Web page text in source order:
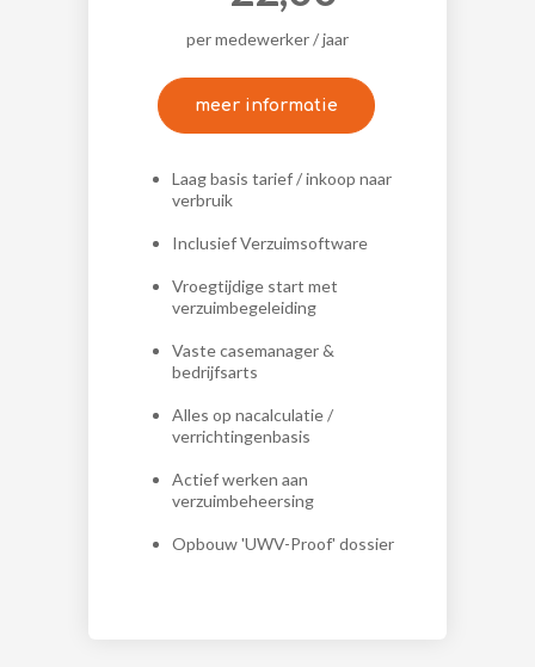
per medewerker / jaar
meer informatie
Laag basis tarief / inkoop naar
verbruik
Inclusief Verzuimsoftware
Vroegtijdige start met
verzuimbegeleiding
Vaste casemanager &
bedrijfsarts
Alles op nacalculatie /
verrichtingenbasis
Actief werken aan
verzuimbeheersing
Opbouw 'UWV-Proof' dossier